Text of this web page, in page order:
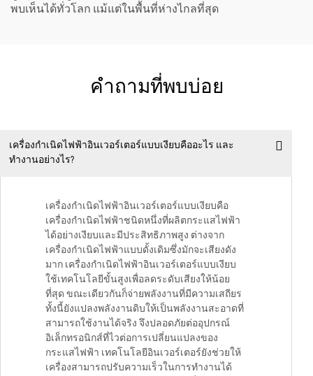
พบเห็นได้ทั่วโลก แม้แต่ในพื้นที่ห่างไกลที่สุด
คำถามที่พบบ่อย
เครื่องกำเนิดไฟฟ้าอินเวอร์เตอร์แบบเงียบคืออะไร และ
ทำงานอย่างไร?
เครื่องกำเนิดไฟฟ้าอินเวอร์เตอร์แบบเงียบคือ
เครื่องกำเนิดไฟฟ้าชนิดหนึ่งที่ผลิตกระแสไฟฟ้า
ได้อย่างเงียบและมีประสิทธิภาพสูง ต่างจาก
เครื่องกำเนิดไฟฟ้าแบบดั้งเดิมซึ่งมักจะเสียงดัง
มาก เครื่องกำเนิดไฟฟ้าอินเวอร์เตอร์แบบเงียบ
ใช้เทคโนโลยีขั้นสูงเพื่อลดระดับเสียงให้น้อย
ที่สุด ขณะเดียวกันก็จ่ายพลังงานที่มีความเสถียร
ทั้งนี้ยังแปลงพลังงานดิบให้เป็นพลังงานสะอาดที่
สามารถใช้งานได้จริง จึงปลอดภัยต่ออุปกรณ์
อิเล็กทรอนิกส์ที่ไวต่อการเปลี่ยนแปลงของ
กระแสไฟฟ้า เทคโนโลยีอินเวอร์เตอร์ยังช่วยให้
เครื่องสามารถปรับความเร็วในการทำงานได้